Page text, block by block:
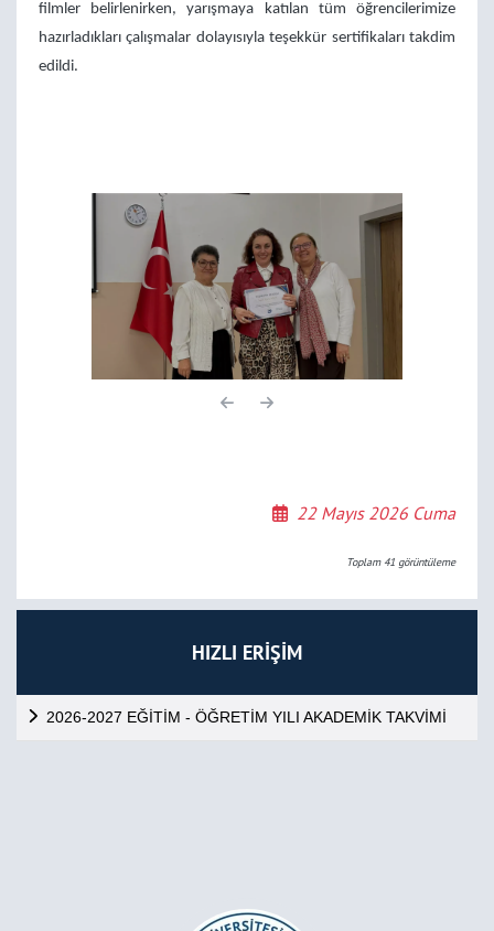
HIZLI ERİŞİM
2026-2027 EĞİTİM - ÖĞRETİM YILI AKADEMİK TAKVİMİ
filmler belirlenirken, yarışmaya katılan tüm öğrencilerimize
hazırladıkları çalışmalar dolayısıyla teşekkür sertifikaları takdim
edildi.
22 Mayıs 2026 Cuma
Toplam 41 görüntüleme